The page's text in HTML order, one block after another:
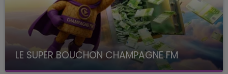
LE SUPER BOUCHON CHAMPAGNE FM
avec La Famille Champagne FM, à 8H10